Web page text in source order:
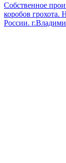
Собственное
коробов
России.